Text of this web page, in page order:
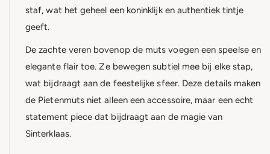
staf, wat het geheel een koninklijk en authentiek tintje
geeft.
De zachte veren bovenop de muts voegen een speelse en
elegante flair toe. Ze bewegen subtiel mee bij elke stap,
wat bijdraagt aan de feestelijke sfeer. Deze details maken
de Pietenmuts niet alleen een accessoire, maar een echt
statement piece dat bijdraagt aan de magie van
Sinterklaas.